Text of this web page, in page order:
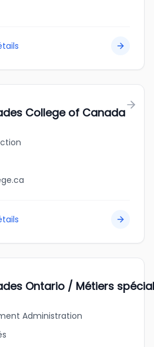
College of Canada
Ontario / Métiers
Administration